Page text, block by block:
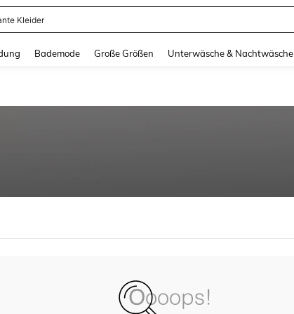
Kleider
Bademode Große Größen Unterwäsche & Nachtwäsche